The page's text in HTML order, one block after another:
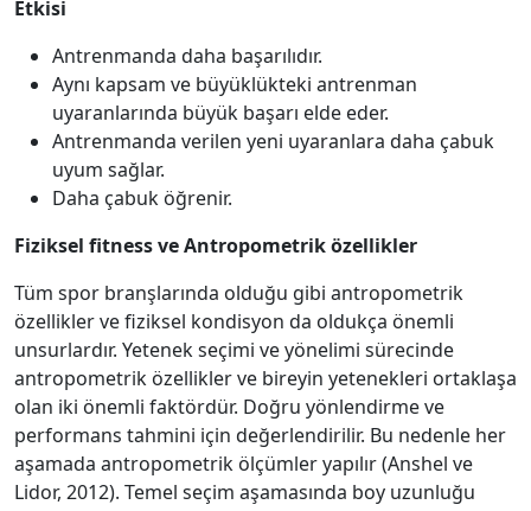
Etkisi
Antrenmanda daha başarılıdır.
Aynı kapsam ve büyüklükteki antrenman
uyaranlarında büyük başarı elde eder.
Antrenmanda verilen yeni uyaranlara daha çabuk
uyum sağlar.
Daha çabuk öğrenir.
Fiziksel fitness ve Antropometrik özellikler
Tüm spor branşlarında olduğu gibi antropometrik
özellikler ve fiziksel kondisyon da oldukça önemli
unsurlardır. Yetenek seçimi ve yönelimi sürecinde
antropometrik özellikler ve bireyin yetenekleri ortaklaşa
olan iki önemli faktördür. Doğru yönlendirme ve
performans tahmini için değerlendirilir. Bu nedenle her
aşamada antropometrik ölçümler yapılır (Anshel ve
Lidor, 2012). Temel seçim aşamasında boy uzunluğu